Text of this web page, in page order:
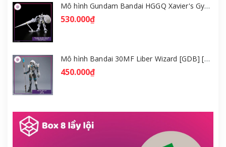
Mô hình Gundam Bandai HGGQ Xavier's Gyan Hakuji-Packs 1/144 [GDB] [BHG]
530.000₫
Mô hình Bandai 30MF Liber Wizard [GDB] [30MF]
450.000₫